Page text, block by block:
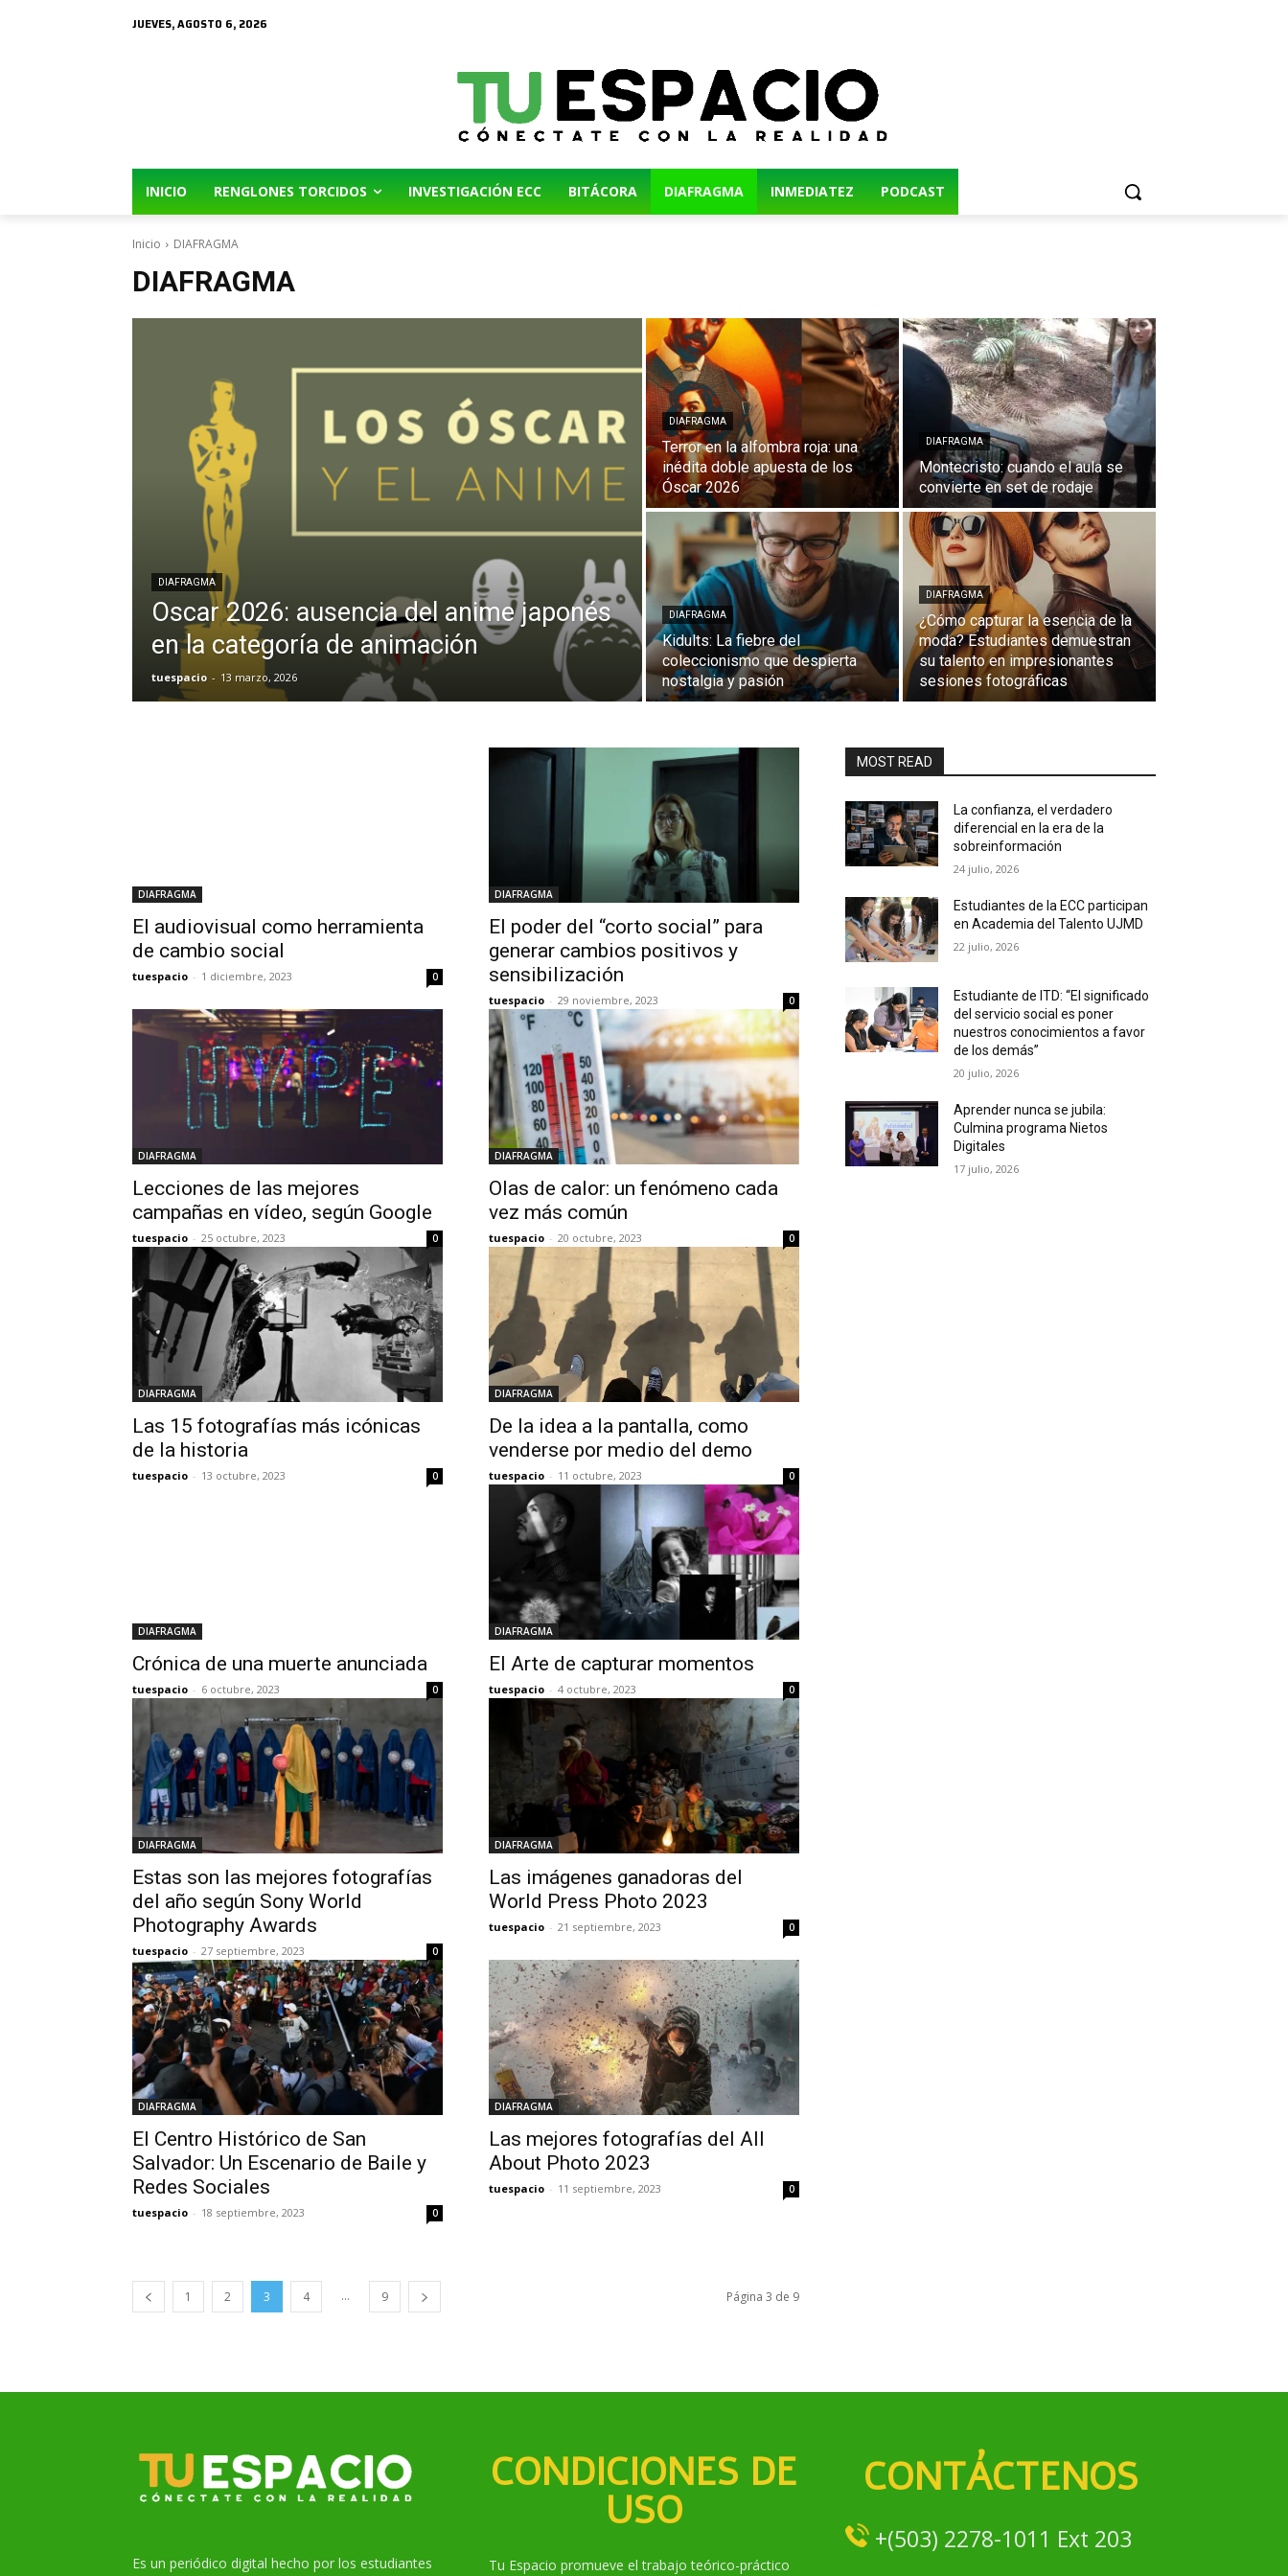
JUEVES, AGOSTO 6, 2026
INICIO RENGLONES TORCIDOS INVESTIGACIÓN ECC BITÁCORA DIAFRAGMA INMEDIATEZ PODCAST
Inicio DIAFRAGMA
DIAFRAGMA
DIAFRAGMA
Oscar 2026: ausencia del anime japonés
en la categoría de animación
tuespacio - 13 marzo, 2026
DIAFRAGMA
Terror en la alfombra roja: una
inédita doble apuesta de los
Óscar 2026
DIAFRAGMA
Montecristo: cuando el aula se
convierte en set de rodaje
DIAFRAGMA
Kidults: La fiebre del
coleccionismo que despierta
nostalgia y pasión
DIAFRAGMA
¿Cómo capturar la esencia de la
moda? Estudiantes demuestran
su talento en impresionantes
sesiones fotográficas
DIAFRAGMA
El audiovisual como herramienta
de cambio social
tuespacio - 1 diciembre, 2023 0
DIAFRAGMA
El poder del “corto social” para
generar cambios positivos y
sensibilización
tuespacio - 29 noviembre, 2023 0
DIAFRAGMA
Lecciones de las mejores
campañas en vídeo, según Google
tuespacio - 25 octubre, 2023 0
DIAFRAGMA
Olas de calor: un fenómeno cada
vez más común
tuespacio - 20 octubre, 2023 0
DIAFRAGMA
Las 15 fotografías más icónicas
de la historia
tuespacio - 13 octubre, 2023 0
DIAFRAGMA
De la idea a la pantalla, como
venderse por medio del demo
tuespacio - 11 octubre, 2023 0
DIAFRAGMA
Crónica de una muerte anunciada
tuespacio - 6 octubre, 2023 0
DIAFRAGMA
El Arte de capturar momentos
tuespacio - 4 octubre, 2023 0
DIAFRAGMA
Estas son las mejores fotografías
del año según Sony World
Photography Awards
tuespacio - 27 septiembre, 2023 0
DIAFRAGMA
Las imágenes ganadoras del
World Press Photo 2023
tuespacio - 21 septiembre, 2023 0
DIAFRAGMA
El Centro Histórico de San
Salvador: Un Escenario de Baile y
Redes Sociales
tuespacio - 18 septiembre, 2023 0
DIAFRAGMA
Las mejores fotografías del All
About Photo 2023
tuespacio - 11 septiembre, 2023 0
1 2 3 4 ... 9 Página 3 de 9
MOST READ
La confianza, el verdadero
diferencial en la era de la
sobreinformación
24 julio, 2026
Estudiantes de la ECC participan
en Academia del Talento UJMD
22 julio, 2026
Estudiante de ITD: “El significado
del servicio social es poner
nuestros conocimientos a favor
de los demás”
20 julio, 2026
Aprender nunca se jubila:
Culmina programa Nietos
Digitales
17 julio, 2026
Es un periódico digital hecho por los estudiantes
CONDICIONES DE
USO
Tu Espacio promueve el trabajo teórico-práctico
CONTÁCTENOS
+(503) 2278-1011 Ext 203